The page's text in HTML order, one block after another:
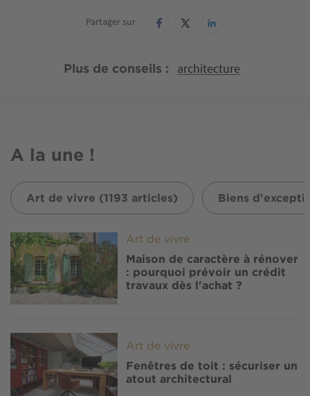
Partager sur
Plus de conseils architecture
A la une !
Art de vivre (1193 articles) Biens
Image Art de vivre
Maison de caractère à rénover
: pourquoi prévoir un crédit
travaux dès l'achat ?
Image
Art de vivre
Fenêtres de toit : sécuriser un
atout architectural